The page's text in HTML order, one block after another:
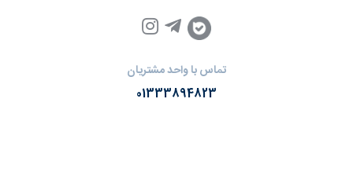
تماس با واحد مشتریان
01333894823